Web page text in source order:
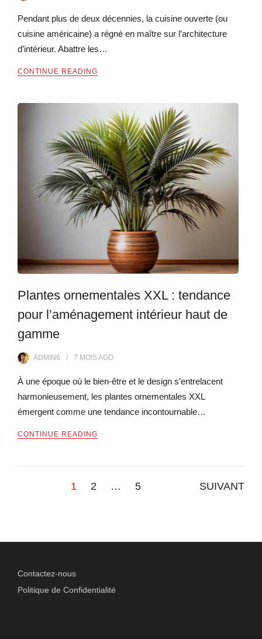
Pendant plus de deux décennies, la cuisine ouverte (ou
cuisine américaine) a régné en maître sur l’architecture
d’intérieur. Abattre les…
CONTINUE READING
Plantes ornementales XXL : tendance
pour l’aménagement intérieur haut de
gamme
ADMIN6 7 MOISAGO
À une époque où le bien-être et le design s’entrelacent
harmonieusement, les plantes ornementales XXL
émergent comme une tendance incontournable…
CONTINUE READING
Pagination
1 2 … 5 SUIVANT
Contactez-nous
Politique de Confidentialité